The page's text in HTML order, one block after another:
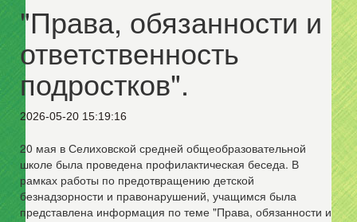
"Права, обязанности и
ответственность
подростков".
2026-05-20 15:19:16
20 мая в Селиховской средней общеобразовательной
школе была проведена профилактическая беседа. В
рамках работы по предотвращению детской
безнадзорности и правонарушений, учащимся была
представлена информация по теме "Права, обязанности и